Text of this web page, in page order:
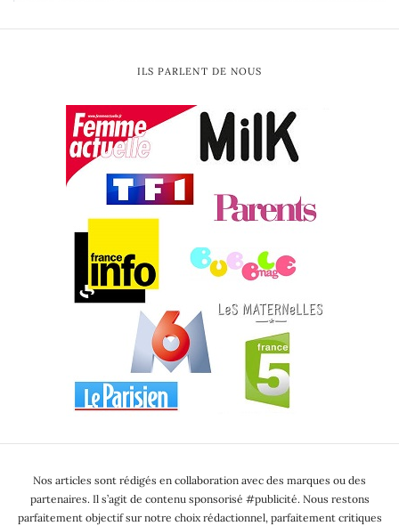
ILS PARLENT DE NOUS
Nos articles sont rédigés en collaboration avec des marques ou des
partenaires. Il s’agit de contenu sponsorisé #publicité. Nous restons
parfaitement objectif sur notre choix rédactionnel, parfaitement critiques